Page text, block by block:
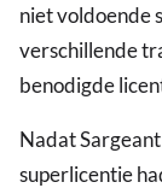
niet voldoende
verschillende
benodigde
Nadat
superlicentie